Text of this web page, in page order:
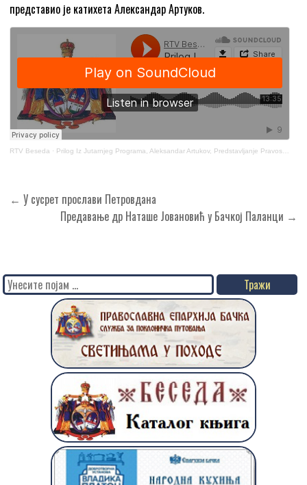
представио је катихета Александар Артуков.
RTV Beseda · Prilog Iz Jutarnjeg Programa, Aleksandar Artukov, Predstavljanje Pravoslavlja, 10. 7. 2020
Кретање
чланка
← У сусрет прослави Петровдана
Предавање др Наташе Јовановић у Бачкој Паланци →
Search
for: